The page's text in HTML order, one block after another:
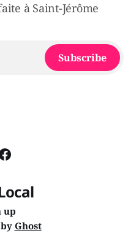
à Saint-Jérôme
Subscribe
up
Ghost